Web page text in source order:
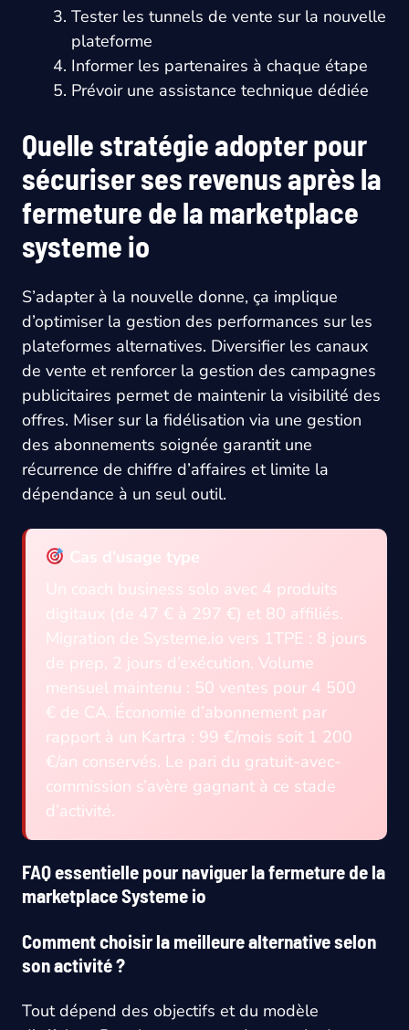
Tester les tunnels de vente sur la nouvelle
plateforme
Informer les partenaires à chaque étape
Prévoir une assistance technique dédiée
Quelle stratégie adopter pour
sécuriser ses revenus après la
fermeture de la marketplace
systeme io
S’adapter à la nouvelle donne, ça implique
d’optimiser la gestion des performances sur les
plateformes alternatives. Diversifier les canaux
de vente et renforcer la gestion des campagnes
publicitaires permet de maintenir la visibilité des
offres. Miser sur la fidélisation via une gestion
des abonnements soignée garantit une
récurrence de chiffre d’affaires et limite la
dépendance à un seul outil.
Cas d’usage type
Un coach business solo avec 4 produits
digitaux (de 47 € à 297 €) et 80 affiliés.
Migration de Systeme.io vers 1TPE : 8 jours
de prep, 2 jours d’exécution. Volume
mensuel maintenu : 50 ventes pour 4 500
€ de CA. Économie d’abonnement par
rapport à un Kartra : 99 €/mois soit 1 200
€/an conservés. Le pari du gratuit-avec-
commission s’avère gagnant à ce stade
d’activité.
FAQ essentielle pour naviguer la fermeture de la
marketplace Systeme io
Comment choisir la meilleure alternative selon
son activité ?
Tout dépend des objectifs et du modèle